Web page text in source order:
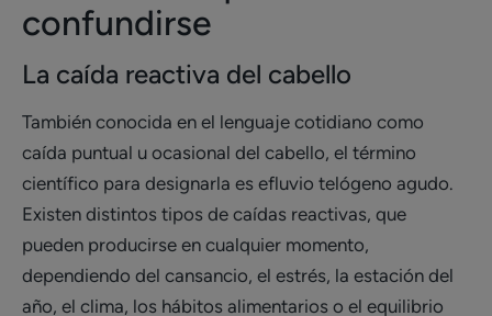
confundirse
La caída reactiva del cabello
También conocida en el lenguaje cotidiano como
caída puntual u ocasional del cabello, el término
científico para designarla es efluvio telógeno agudo.
Existen distintos tipos de caídas reactivas, que
pueden producirse en cualquier momento,
dependiendo del cansancio, el estrés, la estación del
año, el clima, los hábitos alimentarios o el equilibrio